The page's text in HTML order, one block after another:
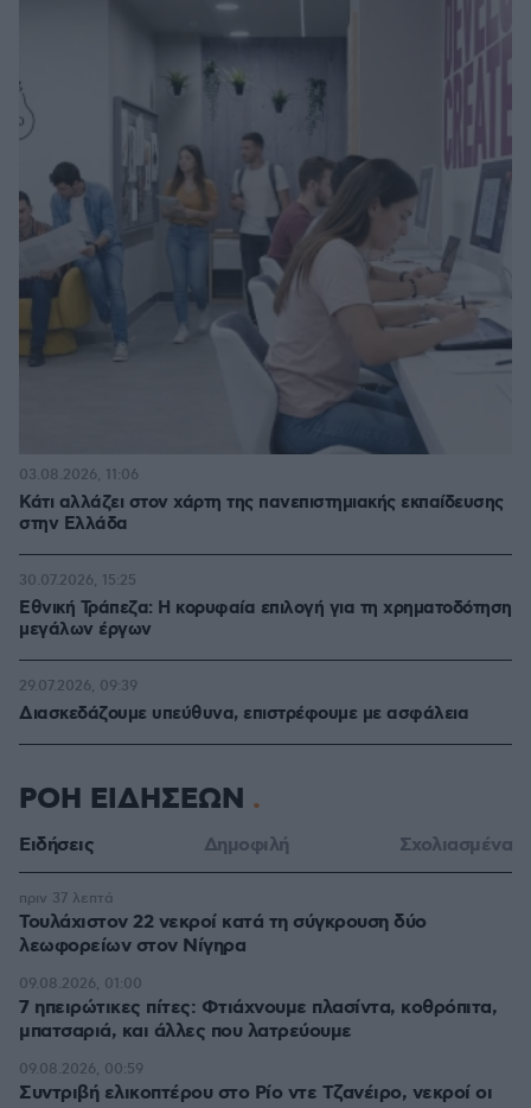
Κάτι αλλάζει στον χάρτη της πανεπιστημιακής εκπαίδευσης
στην Ελλάδα
03.08.2026, 11:06
Εθνική Τράπεζα: Η κορυφαία επιλογή για τη χρηματοδότηση
μεγάλων έργων
30.07.2026, 15:25
Διασκεδάζουμε υπεύθυνα, επιστρέφουμε με ασφάλεια
29.07.2026, 09:39
ΡΟΗ ΕΙΔΗΣΕΩΝ
Ειδήσεις Δημοφιλή Σχολιασμένα
Τουλάχιστον 22 νεκροί κατά τη σύγκρουση δύο
λεωφορείων στον Νίγηρα
πριν 37 λεπτά
7 ηπειρώτικες πίτες: Φτιάχνουμε πλασίντα, κοθρόπιτα,
μπατσαριά, και άλλες που λατρεύουμε
09.08.2026, 01:00
Συντριβή ελικοπτέρου στο Ρίο ντε Τζανέιρο, νεκροί οι
09.08.2026, 00:59